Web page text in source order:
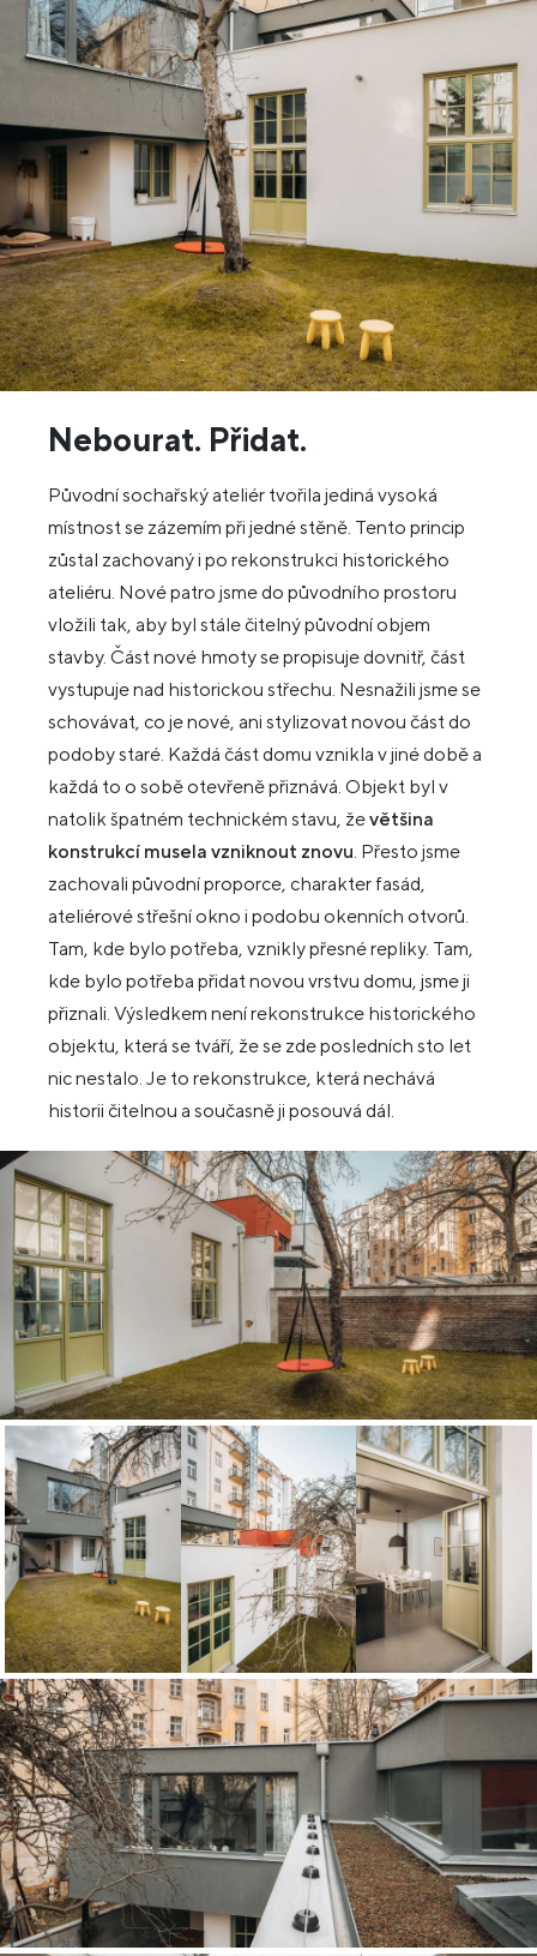
Nebourat. Přidat.
Původní sochařský ateliér tvořila jediná vysoká
místnost se zázemím při jedné stěně. Tento princip
zůstal zachovaný i po rekonstrukci historického
ateliéru. Nové patro jsme do původního prostoru
vložili tak, aby byl stále čitelný původní objem
stavby. Část nové hmoty se propisuje dovnitř, část
vystupuje nad historickou střechu. Nesnažili jsme se
schovávat, co je nové, ani stylizovat novou část do
podoby staré. Každá část domu vznikla v jiné době a
každá to o sobě otevřeně přiznává. Objekt byl v
natolik špatném technickém stavu, ževětšina
konstrukcí musela vzniknout znovu. Přesto jsme
zachovali původní proporce, charakter fasád,
ateliérové střešní okno i podobu okenních otvorů.
Tam, kde bylo potřeba, vznikly přesné repliky. Tam,
kde bylo potřeba přidat novou vrstvu domu, jsme ji
přiznali. Výsledkem není rekonstrukce historického
objektu, která se tváří, že se zde posledních sto let
nic nestalo. Je to rekonstrukce, která nechává
historii čitelnou a současně ji posouvá dál.